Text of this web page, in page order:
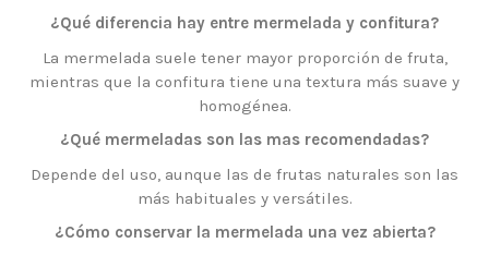
¿Qué diferencia hay entre mermelada y confitura?
La mermelada suele tener mayor proporción de fruta,
mientras que la confitura tiene una textura más suave y
homogénea.
¿Qué mermeladas son las mas recomendadas?
Depende del uso, aunque las de frutas naturales son las
más habituales y versátiles.
¿Cómo conservar la mermelada una vez abierta?